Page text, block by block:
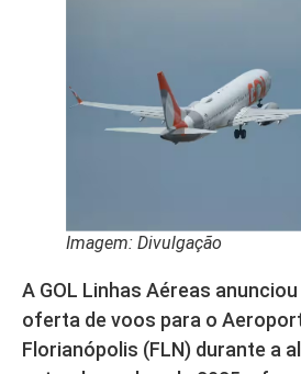
Imagem: Divulgação
A GOL Linhas Aéreas
oferta de voos para o
Florianópolis (FLN) durante a